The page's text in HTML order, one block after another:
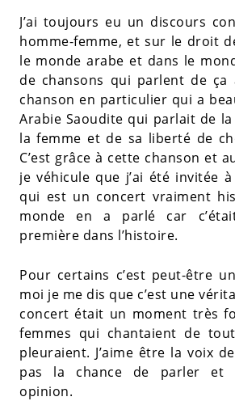
J’ai toujours eu un discours
homme-femme, et sur le droit
le monde arabe et dans le
de chansons qui parlent de ça
chanson en particulier qui a
Arabie Saoudite qui parlait de
la femme et de sa liberté de
C’est grâce à cette chanson et
je véhicule que j’ai été invitée
qui est un concert vraiment
monde en a parlé car
première dans l’histoire.
Pour certains c’est peut-être
moi je me dis que c’est une
concert était un moment très
femmes qui chantaient de
pleuraient. J’aime être la voix
pas la chance de parler et
opinion.